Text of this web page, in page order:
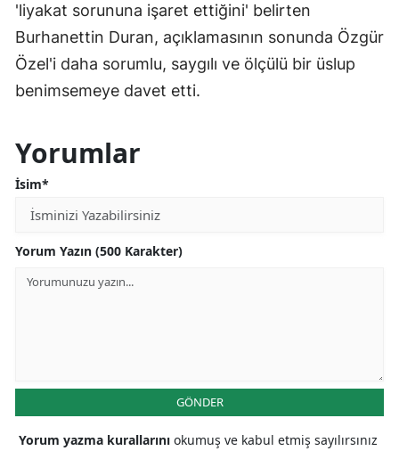
'liyakat sorununa işaret ettiğini' belirten
Burhanettin Duran, açıklamasının sonunda Özgür
Özel'i daha sorumlu, saygılı ve ölçülü bir üslup
benimsemeye davet etti.
Yorumlar
İsim*
Yorum Yazın (500 Karakter)
GÖNDER
Yorum yazma kurallarını okumuş ve kabul etmiş sayılırsınız